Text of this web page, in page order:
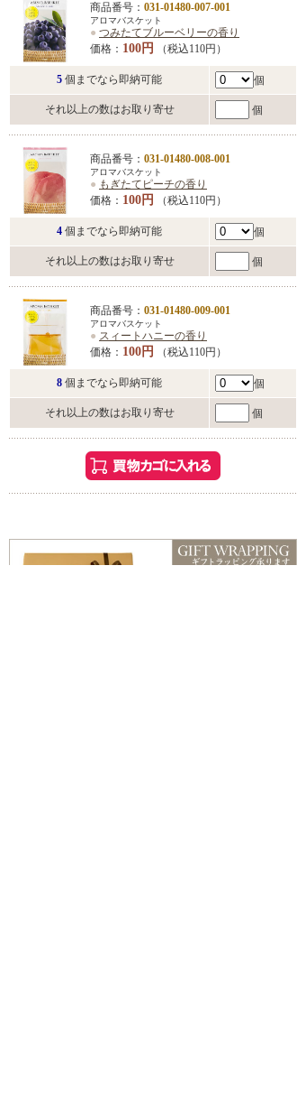
商品番号： 031-01480-007-001
アロマバスケット
● つみたてブルーベリーの香り
価格： 100円 （税込110円）
5 個までなら即納可能 個
それ以上の数はお取り寄せ 個
商品番号： 031-01480-008-001
アロマバスケット
● もぎたてピーチの香り
価格： 100円 （税込110円）
4 個までなら即納可能 個
それ以上の数はお取り寄せ 個
商品番号： 031-01480-009-001
アロマバスケット
● スィートハニーの香り
価格： 100円 （税込110円）
8 個までなら即納可能 個
それ以上の数はお取り寄せ 個